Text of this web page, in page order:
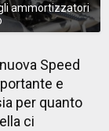
ammortizzatori
Speed
e
per quanto
ci